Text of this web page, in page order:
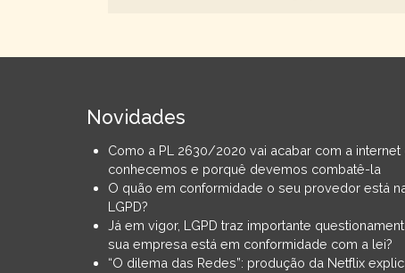
Novidades
Como a PL 2630/2020 vai acabar com a internet
conhecemos e porquê devemos combatê-la
O quão em conformidade o seu provedor está
LGPD?
Já em vigor, LGPD traz importante
sua empresa está em conformidade com a lei?
“O dilema das Redes”: produção da Netflix